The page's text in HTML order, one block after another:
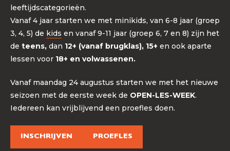
leeftijdscategorieën.
Vanaf 4 jaar starten we met minikids, van 6-8 jaar (groep
3, 4, 5) de kids en vanaf 9-11 jaar (groep 6, 7 en 8) zijn het
de teens, dan 12+ (vanaf brugklas), 15+ en ook aparte
lessen voor 18+ en volwassenen.
Vanaf maandag 24 augustus starten we met het nieuwe
seizoen met de eerste week de OPEN-LES-WEEK.
Iedereen kan vrijblijvend een proefles doen.
INSCHRIJVEN PROEFLES